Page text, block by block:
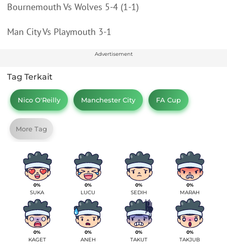
Bournemouth Vs Wolves 5-4 (1-1)
Man City Vs Playmouth 3-1
Advertisement
Tag Terkait
Nico O'Reilly Manchester City FA Cup
More Tag
0%
SUKA
0%
LUCU
0%
SEDIH
0%
MARAH
0%
KAGET
0%
ANEH
0%
TAKUT
0%
TAKJUB